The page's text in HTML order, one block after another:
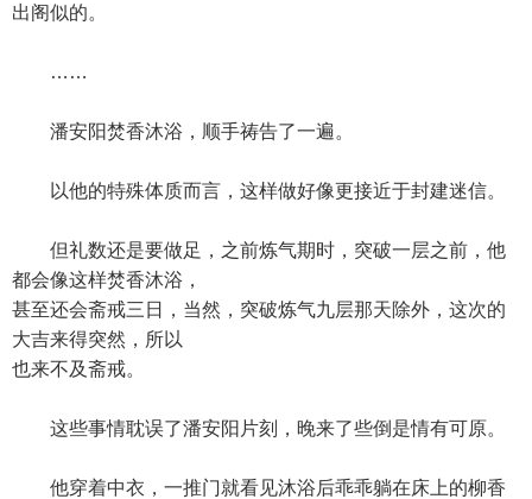
出阁似的。
……
潘安阳焚香沐浴，顺手祷告了一遍。
以他的特殊体质而言，这样做好像更接近于封建迷信。
但礼数还是要做足，之前炼气期时，突破一层之前，他
都会像这样焚香沐浴，
甚至还会斋戒三日，当然，突破炼气九层那天除外，这次的
大吉来得突然，所以
也来不及斋戒。
这些事情耽误了潘安阳片刻，晚来了些倒是情有可原。
他穿着中衣，一推门就看见沐浴后乖乖躺在床上的柳香